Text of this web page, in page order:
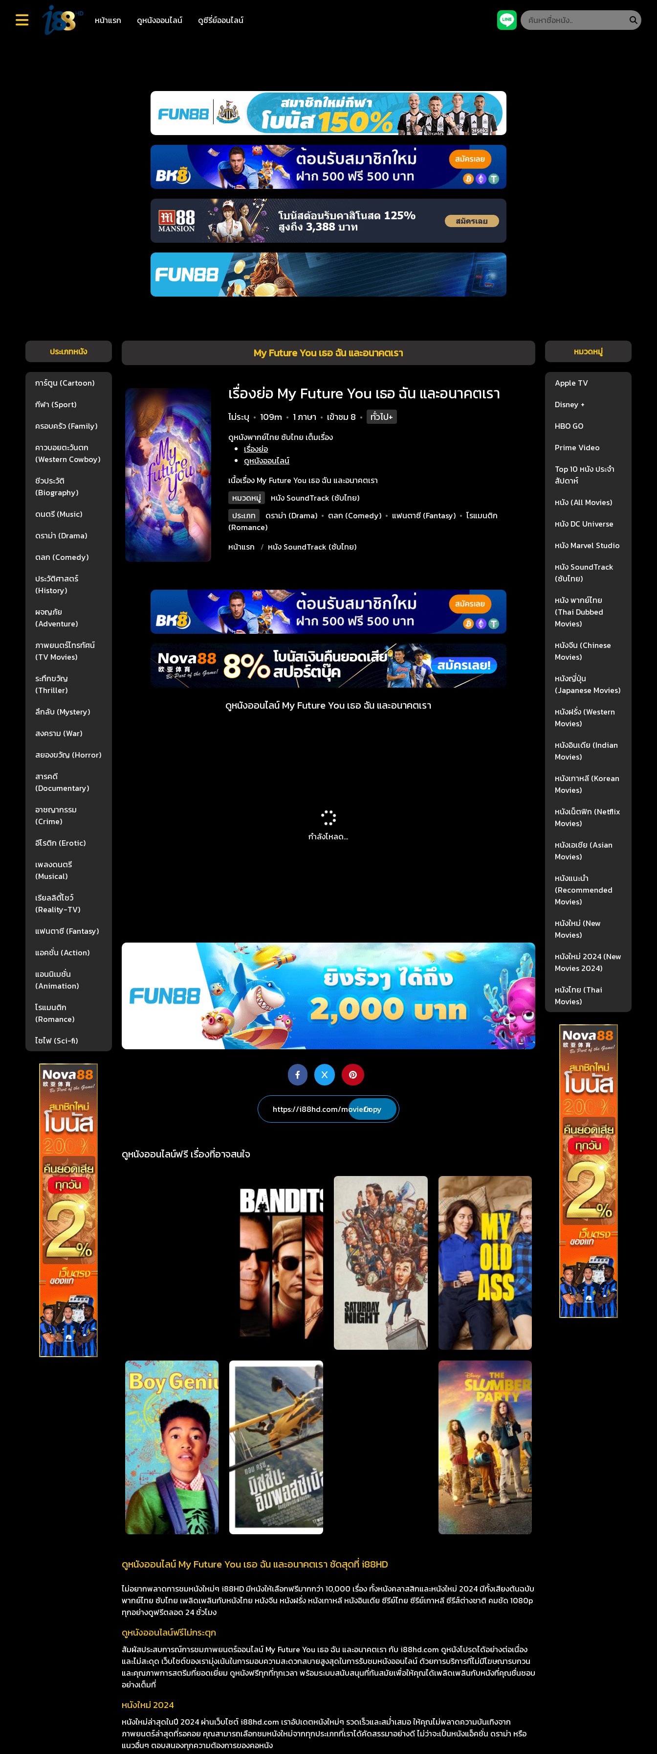
หน้าแรก ดูหนังออนไลน์ ดูซีรี่ย์ออนไลน์
ประเภทหนัง
การ์ตูน (Cartoon)
กีฬา (Sport)
ครอบครัว (Family)
คาวบอยตะวันตก
(Western Cowboy)
ชีวประวัติ
(Biography)
ดนตรี (Music)
ดราม่า (Drama)
ตลก (Comedy)
ประวัติศาสตร์
(History)
ผจญภัย
(Adventure)
ภาพยนตร์โทรทัศน์
(TV Movies)
ระทึกขวัญ
(Thriller)
ลึกลับ (Mystery)
สงคราม (War)
สยองขวัญ (Horror)
สารคดี
(Documentary)
อาชญากรรม
(Crime)
อีโรติก (Erotic)
เพลงดนตรี
(Musical)
เรียลลิตี้โชว์
(Reality-TV)
แฟนตาซี (Fantasy)
แอคชั่น (Action)
แอนนิเมชั่น
(Animation)
โรแมนติก
(Romance)
ไซไฟ (Sci-fi)
My Future You เธอ ฉัน และอนาคตเรา
เรื่องย่อ My Future You เธอ ฉัน และอนาคตเรา
ไม่ระบุ • 109m • 1 ภาษา • เข้าชม 8 • ทั่วไป+
ดูหนังพากย์ไทย ซับไทย เต็มเรื่อง
เรื่องย่อ
ดูหนังออนไลน์
เนื้อเรื่อง My Future You เธอ ฉัน และอนาคตเรา
หมวดหมู่
หนัง SoundTrack (ซับไทย)
ประเภท
ดราม่า (Drama) • ตลก (Comedy) • แฟนตาซี (Fantasy) • โรแมนติก
(Romance)
หน้าแรก
หนัง SoundTrack (ซับไทย)
ดูหนังออนไลน์ My Future You เธอ ฉัน และอนาคตเรา
กำลังโหลด...
Copy
ดูหนังออนไลน์ฟรี เรื่องที่อาจสนใจ
ดูหนังออนไลน์ My Future You เธอ ฉัน และอนาคตเรา ชัดสุดที่ i88HD
ไม่อยากพลาดการชมหนังใหม่ๆ i88HD มีหนังให้เลือกฟรีมากกว่า 10,000 เรื่อง ทั้งหนังคลาสสิกและหนังใหม่ 2024 มีทั้งเสียงต้นฉบับ
พากย์ไทย ซับไทย เพลิดเพลินกับหนังไทย หนังจีน หนังฝรั่ง หนังเกาหลี หนังอินเดีย ซีรีย์ไทย ซีรีย์เกาหลี ซีรีส์ต่างชาติ คมชัด 1080p
ทุกอย่างดูฟรีตลอด 24 ชั่วโมง
ดูหนังออนไลน์ฟรีไม่กระตุก
สัมผัสประสบการณ์การชมภาพยนตร์ออนไลน์ My Future You เธอ ฉัน และอนาคตเรา กับ i88hd.com ดูหนังโปรดได้อย่างต่อเนื่อง
และไม่สะดุด เว็บไซต์ของเรามุ่งเน้นในการมอบความสะดวกสบายสูงสุดในการรับชมหนังออนไลน์ ด้วยการบริการที่ไม่มีโฆษณารบกวน
และคุณภาพการสตรีมที่ยอดเยี่ยม ดูหนังฟรีทุกที่ทุกเวลา พร้อมระบบสนับสนุนที่ทันสมัยเพื่อให้คุณได้เพลิดเพลินกับหนังที่คุณชื่นชอบ
อย่างเต็มที่
หนังใหม่ 2024
หนังใหม่ล่าสุดในปี 2024 ผ่านเว็บไซต์ i88hd.com เราอัปเดตหนังใหม่ๆ รวดเร็วและสม่ำเสมอ ให้คุณไม่พลาดความบันเทิงจาก
ภาพยนตร์ล่าสุดที่รอคอย คุณสามารถเลือกชมหนังใหม่จากทุกประเภทที่เราได้คัดสรรมาอย่างดี ไม่ว่าจะเป็นหนังแอ็คชั่น ดราม่า หรือ
แนวอื่นๆ ตอบสนองทุกความต้องการของคอหนัง
หมวดหมู่
Apple TV
Disney +
HBO GO
Prime Video
Top 10 หนัง ประจำ
สัปดาห์
หนัง (All Movies)
หนัง DC Universe
หนัง Marvel Studio
หนัง SoundTrack
(ซับไทย)
หนัง พากย์ไทย
(Thai Dubbed
Movies)
หนังจีน (Chinese
Movies)
หนังญี่ปุ่น
(Japanese Movies)
หนังฝรั่ง (Western
Movies)
หนังอินเดีย (Indian
Movies)
หนังเกาหลี (Korean
Movies)
หนังเน็ตฟิก (Netflix
Movies)
หนังเอเชีย (Asian
Movies)
หนังแนะนำ
(Recommended
Movies)
หนังใหม่ (New
Movies)
หนังใหม่ 2024 (New
Movies 2024)
หนังไทย (Thai
Movies)